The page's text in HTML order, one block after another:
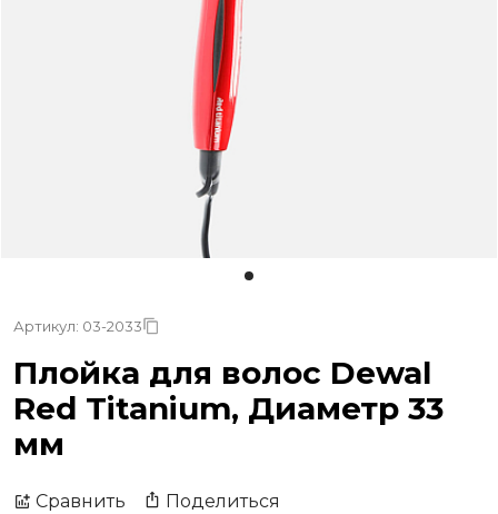
Артикул: 03-2033
Плойка для волос Dewal
Red Titanium, Диаметр 33
мм
Сравнить Поделиться